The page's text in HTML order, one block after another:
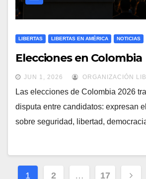
LIBERTAS LIBERTAS EN AMÉRICA NOTICIAS
Elecciones en Colombia
JUN 1, 2026 ORGANIZACIÓN
Las elecciones de Colombia 2026
disputa entre candidatos: expresan
sobre seguridad, libertad,
1 2 … 17